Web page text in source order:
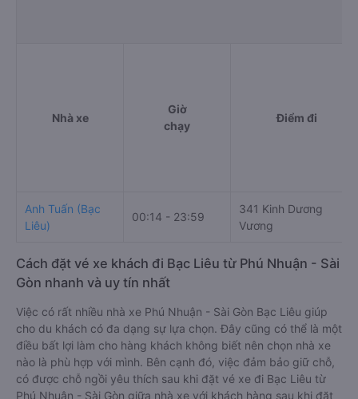
Nhà xe
Giờ
chạy
Điểm đi
Anh Tuấn (Bạc
Liêu)
00:14 - 23:59
341 Kinh Dương
Vương
Cách đặt vé xe khách đi Bạc Liêu từ Phú Nhuận - Sài
Gòn nhanh và uy tín nhất
Việc có rất nhiều nhà xe Phú Nhuận - Sài Gòn Bạc Liêu giúp
cho du khách có đa dạng sự lựa chọn. Đây cũng có thể là một
điều bất lợi làm cho hàng khách không biết nên chọn nhà xe
nào là phù hợp với mình. Bên cạnh đó, việc đảm bảo giữ chỗ,
có được chỗ ngồi yêu thích sau khi đặt vé xe đi Bạc Liêu từ
Phú Nhuận - Sài Gòn giữa nhà xe với khách hàng sau khi đặt